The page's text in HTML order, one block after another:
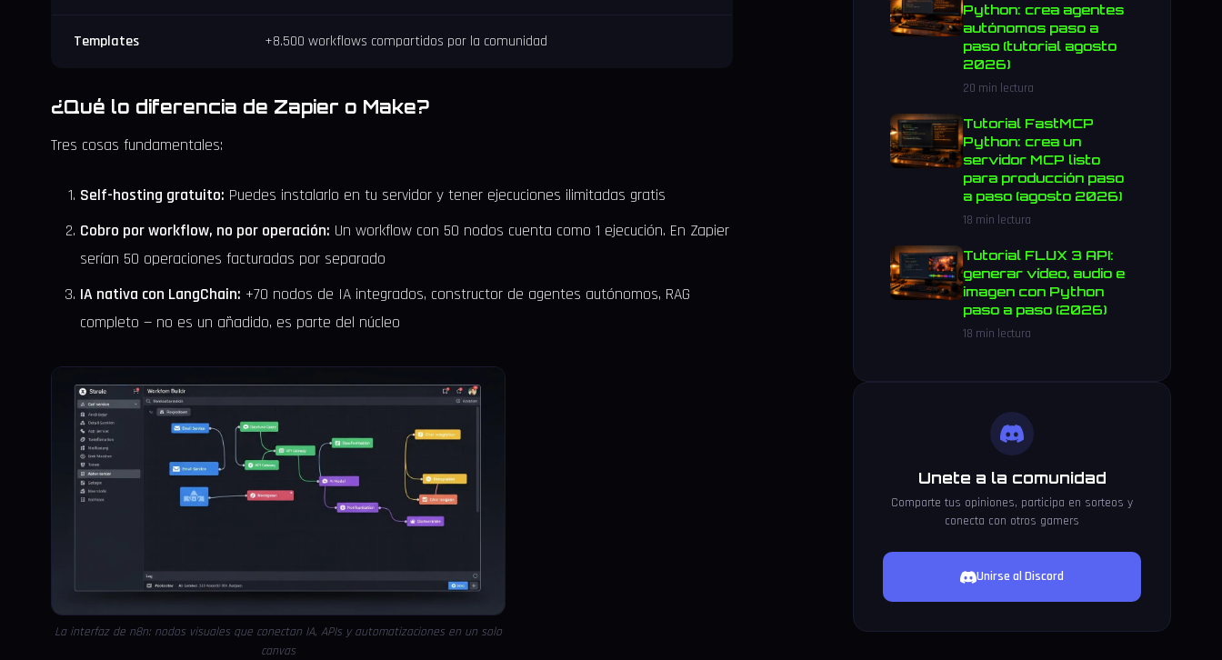
Templates +8.500 workflows compartidos por la comunidad
¿Qué lo diferencia de Zapier o Make?
Tres cosas fundamentales:
Self-hosting gratuito: Puedes instalarlo en tu servidor y tener ejecuciones ilimitadas gratis
Cobro por workflow, no por operación: Un workflow con 50 nodos cuenta como 1 ejecución. En Zapier
serían 50 operaciones facturadas por separado
IA nativa con LangChain: +70 nodos de IA integrados, constructor de agentes autónomos, RAG
completo — no es un añadido, es parte del núcleo
La interfaz de n8n: nodos visuales que conectan IA, APIs y automatizaciones en un solo
canvas
Python: crea agentes
autónomos paso a
paso (tutorial agosto
2026)
20 min lectura
Tutorial FastMCP
Python: crea un
servidor MCP listo
para producción paso
a paso (agosto 2026)
18 min lectura
Tutorial FLUX 3 API:
generar vídeo, audio e
imagen con Python
paso a paso (2026)
18 min lectura
Unete a la comunidad
Comparte tus opiniones, participa en sorteos y
conecta con otros gamers
Unirse al Discord